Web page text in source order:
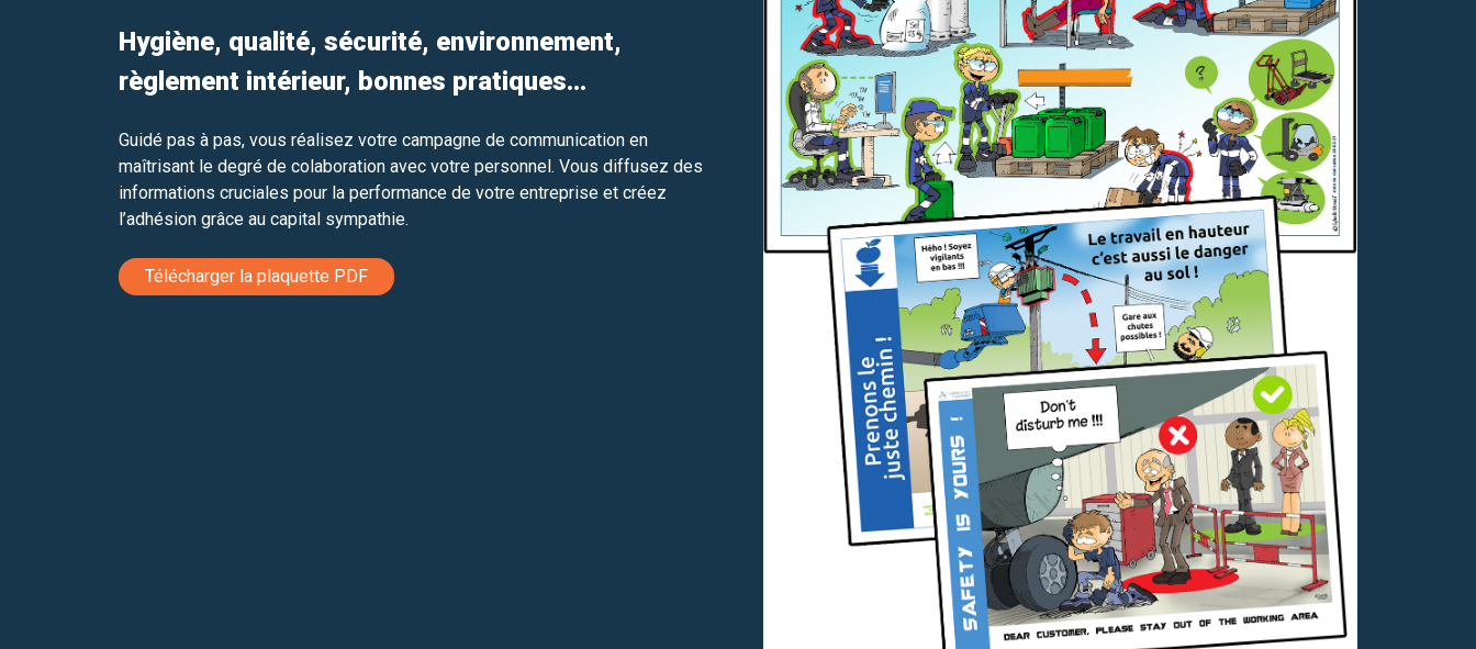
Hygiène, qualité, sécurité, environnement,
règlement intérieur, bonnes pratiques...
Guidé pas à pas, vous réalisez votre campagne de communication en
maîtrisant le degré de colaboration avec votre personnel. Vous diffusez des
informations cruciales pour la performance de votre entreprise et créez
l’adhésion grâce au capital sympathie.
Télécharger la plaquette PDF